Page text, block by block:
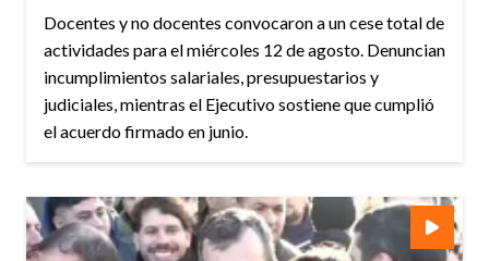
Docentes y no docentes convocaron a un cese total de
actividades para el miércoles 12 de agosto. Denuncian
incumplimientos salariales, presupuestarios y
judiciales, mientras el Ejecutivo sostiene que cumplió
el acuerdo firmado en junio.